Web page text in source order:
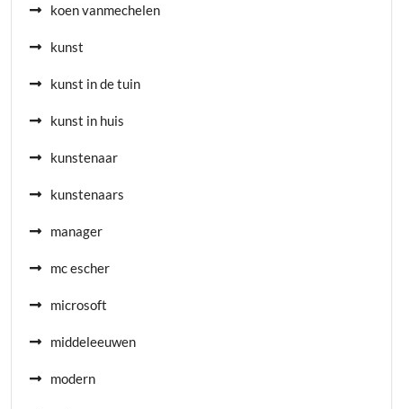
koen vanmechelen
kunst
kunst in de tuin
kunst in huis
kunstenaar
kunstenaars
manager
mc escher
microsoft
middeleeuwen
modern